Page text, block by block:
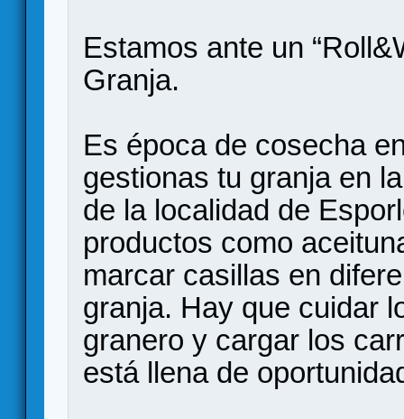
Estamos ante un
Granja.
Es época de cosecha
gestionas tu granja en
de la localidad de
productos como
marcar casillas en
granja. Hay que cuidar
granero y cargar los
está llena de